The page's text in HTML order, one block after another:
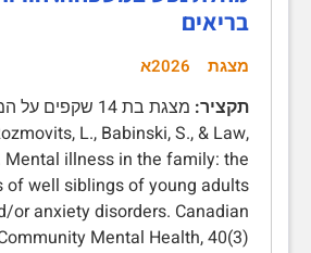
בריאים
מצגת 2026א
תקציר:
מצגת בת 14 שקפים
L., Babinski, S., & Law,
Mental illness in the family: the
of well siblings of young adults
or anxiety disorders. Canadian
Mental Health, 40(3), …